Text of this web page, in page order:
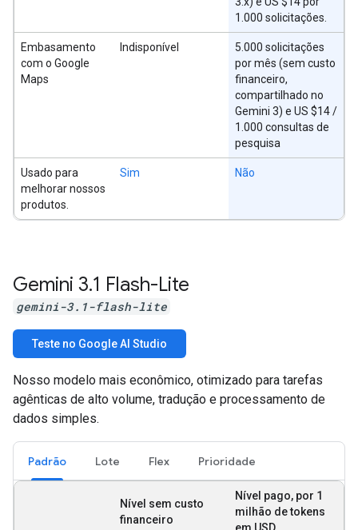
1.000 solicitações.
Embasamento
com o Google
Maps
Indisponível
5.000 solicitações
por mês (sem custo
financeiro,
compartilhado no
Gemini 3) e US $14 /
1.000 consultas de
pesquisa
Usado para
melhorar nossos
produtos.
Sim Não
Gemini 3.1 Flash-Lite
gemini-3.1-flash-lite
Teste no Google AI Studio
Nosso modelo mais econômico, otimizado para tarefas
agênticas de alto volume, tradução e processamento de
dados simples.
Padrão Lote Flex Prioridade
Nível sem custo
financeiro
Nível pago, por 1
milhão de tokens